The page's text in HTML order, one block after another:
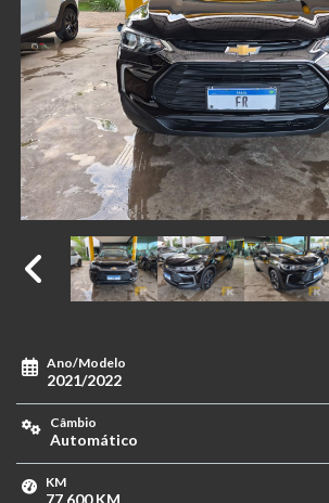
Ano/Modelo
2021/2022
Câmbio
Automático
KM
77.600 KM